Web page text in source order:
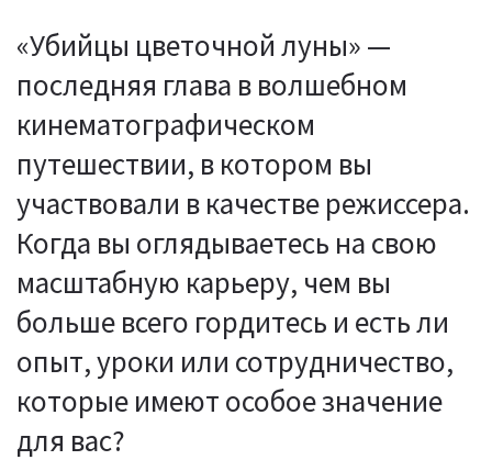
«Убийцы цветочной луны» —
последняя глава в волшебном
кинематографическом
путешествии, в котором вы
участвовали в качестве режиссера.
Когда вы оглядываетесь на свою
масштабную карьеру, чем вы
больше всего гордитесь и есть ли
опыт, уроки или сотрудничество,
которые имеют особое значение
для вас?